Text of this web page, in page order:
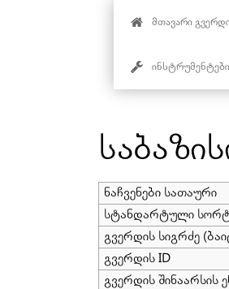
მთავარი
ინსტრუმენტები
ნაჩვენები სათაური
სტანდარტული
გვერდის სიგრძე
გვერდის ID
გვერდის შინაარსის